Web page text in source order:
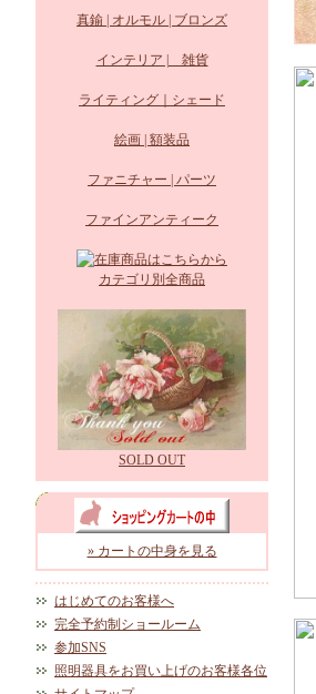
真鍮 | オルモル | ブロンズ
インテリア | 雑貨
ライティング｜シェード
絵画 | 額装品
ファニチャー | パーツ
ファインアンティーク
カテゴリ別全商品
SOLD OUT
» カートの中身を見る
はじめてのお客様へ
完全予約制ショールーム
参加SNS
照明器具をお買い上げのお客様各位